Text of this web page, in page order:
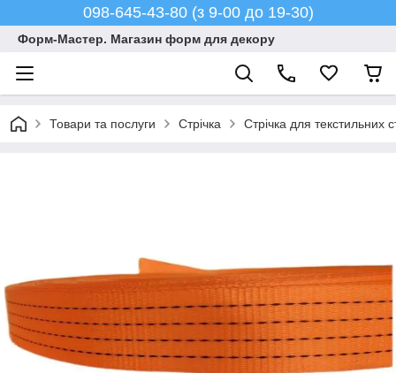
098-645-43-80 (з 9-00 до 19-30)
Форм-Мастер. Магазин форм для декору
Товари та послуги Стрічка Стрічка для текстильних